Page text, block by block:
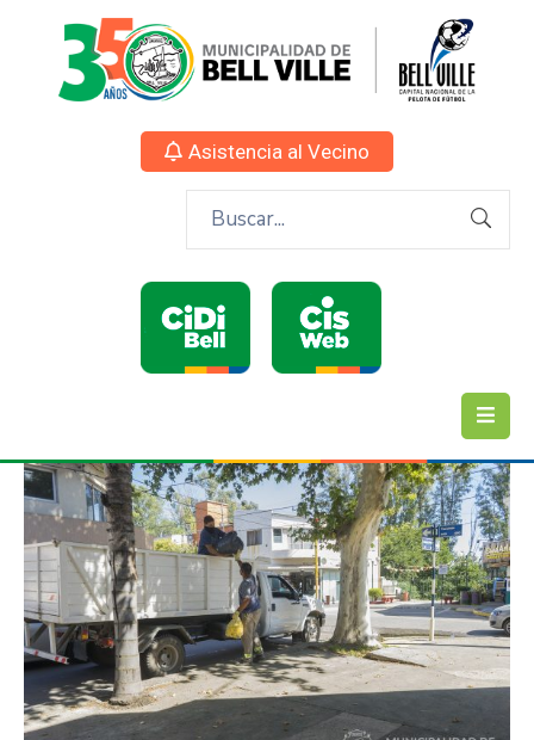
Asistencia al Vecino